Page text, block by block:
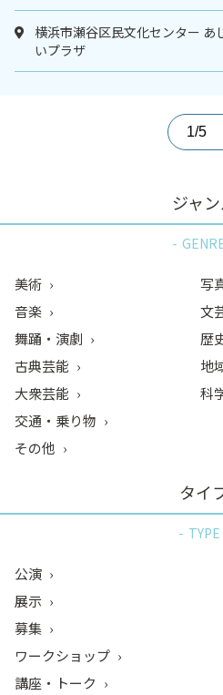
横浜市瀬谷区民文化センター あ
いプラザ
ジャ
美術
音楽
舞踊・演劇
古典芸能
大衆芸能
写
文
歴
地
科
交通・乗り物
その他
タイ
TYPE
公演
展示
募集
ワークショップ
講座・トーク